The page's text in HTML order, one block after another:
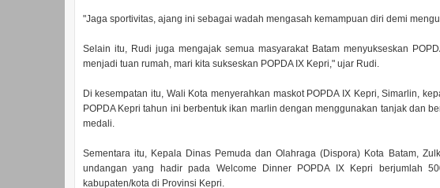
"Jaga sportivitas, ajang ini sebagai wadah mengasah kemampuan diri demi
Selain itu, Rudi juga mengajak semua masyarakat Batam menyukseskan
menjadi tuan rumah, mari kita sukseskan POPDA IX Kepri," ujar Rudi.
Di kesempatan itu, Wali Kota menyerahkan maskot POPDA IX Kepri, Simarlin,
POPDA Kepri tahun ini berbentuk ikan marlin dengan menggunakan tanjak dan
medali.
Sementara itu, Kepala Dinas Pemuda dan Olahraga (Dispora) Kota Batam,
undangan yang hadir pada Welcome Dinner POPDA IX Kepri berjumlah
kabupaten/kota di Provinsi Kepri.